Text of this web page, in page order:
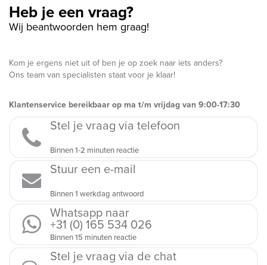
Heb je een vraag?
Wij beantwoorden hem graag!
Kom je ergens niet uit of ben je op zoek naar iets anders?
Ons team van specialisten staat voor je klaar!
Klantenservice bereikbaar op ma t/m vrijdag van 9:00-17:30
Stel je vraag via telefoon
Binnen 1-2 minuten reactie
Stuur een e-mail
Binnen 1 werkdag antwoord
Whatsapp naar
+31 (0) 165 534 026
Binnen 15 minuten reactie
Stel je vraag via de chat